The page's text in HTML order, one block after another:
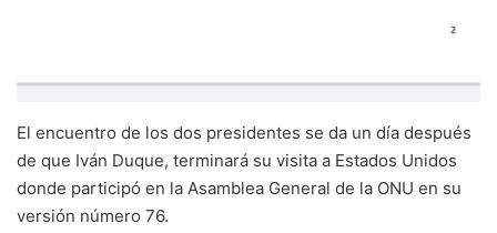
El encuentro de los dos presidentes se da un día después
de que Iván Duque, terminará su visita a Estados Unidos
donde participó en la Asamblea General de la ONU en su
versión número 76.